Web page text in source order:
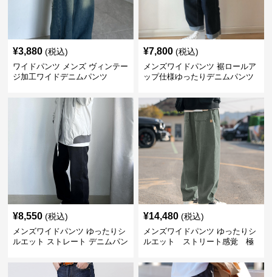
¥3,880 (税込)
ワイドパンツ メンズ ヴィンテー
ジ加工ワイドデニムパンツ
¥7,800 (税込)
メンズワイドパンツ 裾ロールア
ップ仕様ゆったりデニムパンツ
¥8,550 (税込)
メンズワイドパンツ ゆったりシ
ルエット ストレート デニムパン
¥14,480 (税込)
メンズワイドパンツ ゆったりシ
ルエット ストリート感覚 極